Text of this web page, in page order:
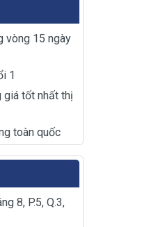
vòng 15 ngày
1
giá tốt nhất thị
toàn quốc
8, P.5, Q.3,